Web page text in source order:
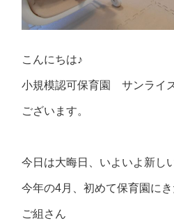
こんにちは♪
小規模認可保育園 サンライ
ございます。
今日は大晦日、いよいよ新し
今年の4月、初めて保育園に
ご組さん